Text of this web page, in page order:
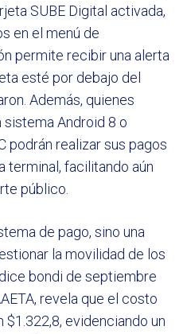
SUBE Digital activada,
en el menú de
permite recibir una alerta
esté por debajo del
Además, quienes
Android 8 o
podrán realizar sus pagos
terminal, facilitando aún
público.
de pago, sino una
la movilidad de los
bondi de septiembre
revela que el costo
evidenciando un